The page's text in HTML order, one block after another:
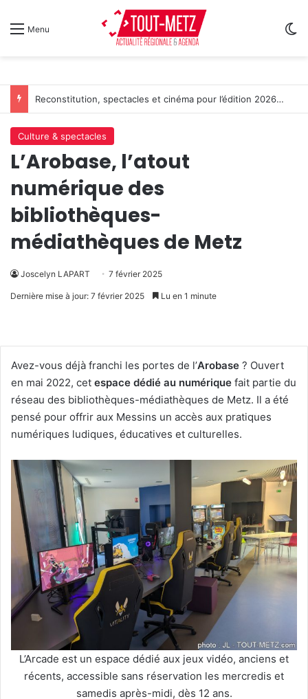
Menu
Reconstitution, spectacles et cinéma pour l’édition 2026 de « Ça tombe comme à Gravelotte »
Culture & spectacles
L’Arobase, l’atout
numérique des
bibliothèques-
médiathèques de Metz
Joscelyn LAPART 7 février 2025
Dernière mise à jour: 7 février 2025 Lu en 1 minute
Avez-vous déjà franchi les portes de l’Arobase ? Ouvert
en mai 2022, cet espace dédié au numérique fait partie du
réseau des bibliothèques-médiathèques de Metz. Il a été
pensé pour offrir aux Messins un accès aux pratiques
numériques ludiques, éducatives et culturelles.
L’Arcade est un espace dédié aux jeux vidéo, anciens et
récents, accessible sans réservation les mercredis et
samedis après-midi, dès 12 ans.